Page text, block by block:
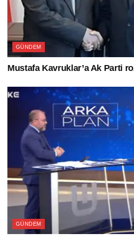
GÜNDEM
Mustafa Kavruklar’a Ak Parti
GÜNDEM